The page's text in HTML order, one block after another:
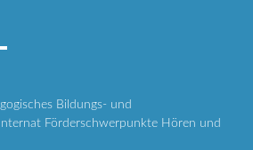
Bildungs- und
Förderschwerpunkte Hören und